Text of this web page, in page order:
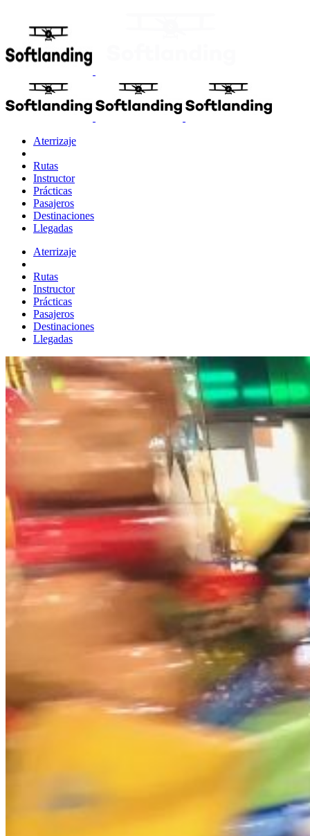
Aterrizaje
Rutas
Instructor
Prácticas
Pasajeros
Destinaciones
Llegadas
Aterrizaje
Rutas
Instructor
Prácticas
Pasajeros
Destinaciones
Llegadas